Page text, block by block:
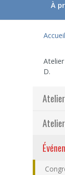
À
Accueil
D.